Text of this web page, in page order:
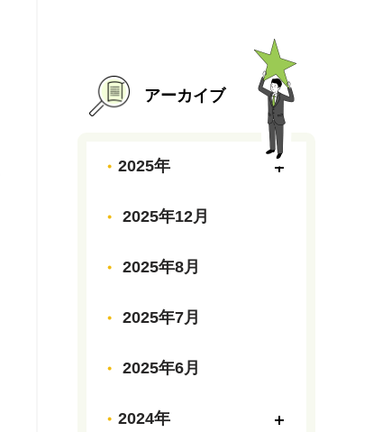
アーカイブ
2025年
2025年12月
2025年8月
2025年7月
2025年6月
2024年